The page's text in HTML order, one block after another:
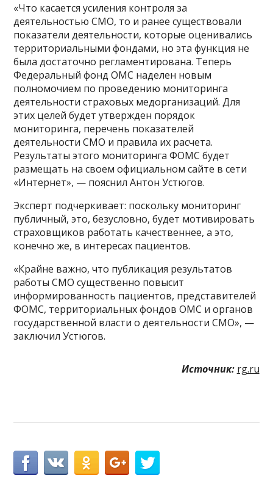
«Что касается усиления контроля за
деятельностью СМО, то и ранее существовали
показатели деятельности, которые оценивались
территориальными фондами, но эта функция не
была достаточно регламентирована. Теперь
Федеральный фонд ОМС наделен новым
полномочием по проведению мониторинга
деятельности страховых медорганизаций. Для
этих целей будет утвержден порядок
мониторинга, перечень показателей
деятельности СМО и правила их расчета.
Результаты этого мониторинга ФОМС будет
размещать на своем официальном сайте в сети
«Интернет», — пояснил Антон Устюгов.
Эксперт подчеркивает: поскольку мониторинг
публичный, это, безусловно, будет мотивировать
страховщиков работать качественнее, а это,
конечно же, в интересах пациентов.
«Крайне важно, что публикация результатов
работы СМО существенно повысит
информированность пациентов, представителей
ФОМС, территориальных фондов ОМС и органов
государственной власти о деятельности СМО», —
заключил Устюгов.
Источник: rg.ru